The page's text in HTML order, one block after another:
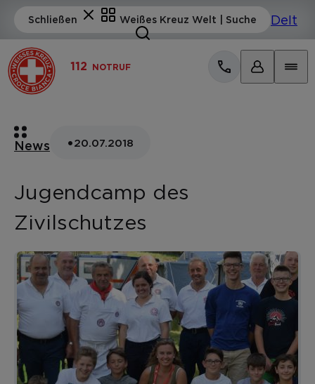
112 NOTRUF
News •20.07.2018
Jugendcamp des
Zivilschutzes